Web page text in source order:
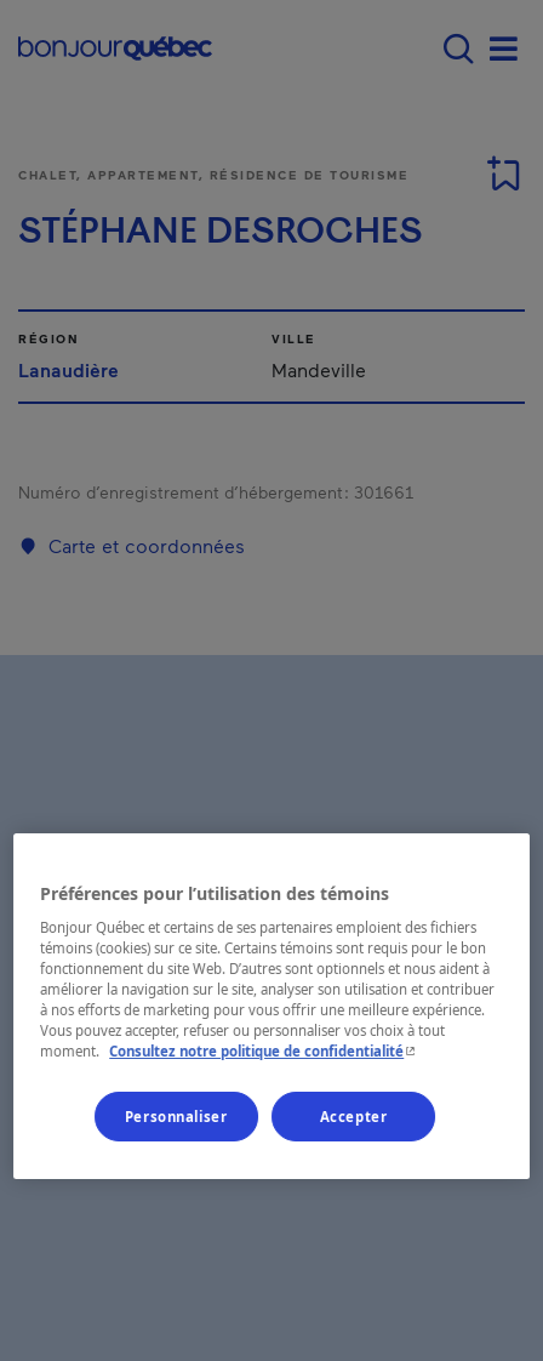
Main navigation -
CHALET, APPARTEMENT, RÉSIDENCE DE TOURISME
STÉPHANE DESROCHES
RÉGION
Lanaudière
VILLE
Mandeville
Numéro d’enregistrement d’hébergement : 301661
Carte et coordonnées
Préférences pour l’utilisation des témoins
Bonjour Québec et certains de ses partenaires emploient des fichiers
témoins (cookies) sur ce site. Certains témoins sont requis pour le bon
fonctionnement du site Web. D’autres sont optionnels et nous aident à
améliorer la navigation sur le site, analyser son utilisation et contribuer
à nos efforts de marketing pour vous offrir une meilleure expérience.
Vous pouvez accepter, refuser ou personnaliser vos choix à tout
moment.
Consultez notre politique de confidentialité- Cet hyperlien
Personnaliser Accepter